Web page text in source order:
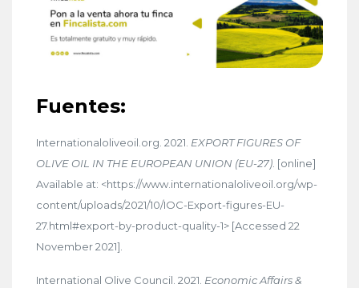
Fuentes:
Internationaloliveoil.org. 2021. EXPORT FIGURES OF
OLIVE OIL IN THE EUROPEAN UNION (EU-27). [online]
Available at: <https://www.internationaloliveoil.org/wp-
content/uploads/2021/10/IOC-Export-figures-EU-
27.html#export-by-product-quality-1> [Accessed 22
November 2021].
International Olive Council. 2021. Economic Affairs &